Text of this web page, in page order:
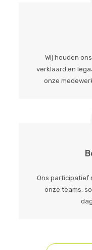
Wij houden
verklaard en
onze
Ons participatief
onze teams,